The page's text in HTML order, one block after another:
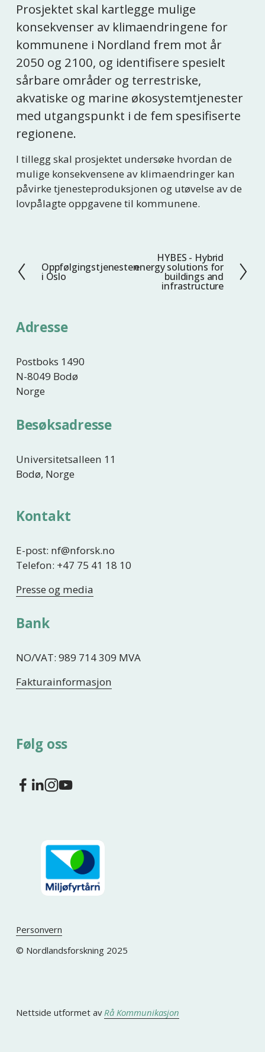
Prosjektet skal kartlegge mulige
konsekvenser av klimaendringene for
kommunene i Nordland frem mot år
2050 og 2100, og identifisere spesielt
sårbare områder og terrestriske,
akvatiske og marine økosystemtjenester
med utgangspunkt i de fem spesifiserte
regionene.
I tillegg skal prosjektet undersøke hvordan de
mulige konsekvensene av klimaendringer kan
påvirke tjenesteproduksjonen og utøvelse av de
lovpålagte oppgavene til kommunene.
F
o
i
e
Oppfølgingstjenesten
i Oslo
e
HYBES - Hybrid
energy solutions for
buildings and
infrastructure
Adresse
Postboks 1490
N-8049 Bodø
Norge
Besøksadresse
Universitetsalleen 11
Bodø, Norge
Kontakt
E-post: nf@nforsk.no
Telefon: +47 75 41 18 10
Presse og media
Bank
NO/VAT: 989 714 309 MVA
Fakturainformasjon
Følg oss
Personvern
© Nordlandsforskning 2025
Nettside utformet av Rå Kommunikasjon